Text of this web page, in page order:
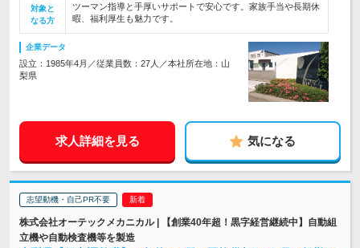
対象と
なる方
ツーマン指導と手厚いサポートで安心です。家族手当や長期休
暇、福利厚生も魅力です。
企業データ
設立：1985年4月／従業員数：27人／本社所在地：山
梨県
求人詳細を見る 気になる
志望動機・自己PR不要
株式会社オーテックメカニカル | 【創業40年超！黒字経営継続中】自動組
立機や自動検査機等を製造